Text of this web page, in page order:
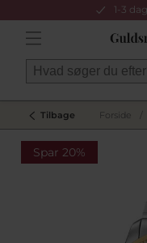
1-3
Tilbage Forside
Spar 20%